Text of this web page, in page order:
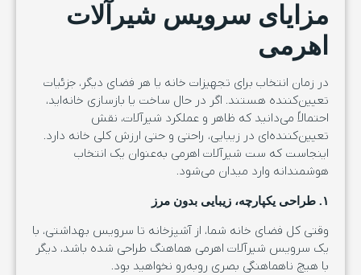
مزایای سرویس شیرآلات
اهرمی
در زمان انتخاب برای تجهیزات خانه یا هر فضای دیگر، جزئیات
تعیین‌کننده هستند. اگر در حال ساخت یا بازسازی خانه‌اید،
احتمالاً می‌دانید که ظاهر و عملکرد شیرآلات، نقش
تعیین‌کننده‌ای در زیبایی، راحتی و حتی ارزش کلی خانه دارد.
اینجاست که ست شیرآلات اهرمی به‌عنوان یک انتخاب
هوشمندانه وارد میدان می‌شود.
۱. طراحی یکپارچه، زیبایی بدون مرز
وقتی کل فضای خانه شما، از آشپزخانه تا سرویس بهداشتی، با
یک سرویس شیرآلات اهرمی هماهنگ طراحی شده باشد، دیگر
با هیچ ناهماهنگی بصری روبه‌رو نخواهید بود.